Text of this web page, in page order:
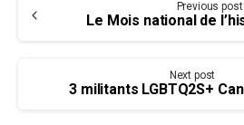
Reading
Previous post
Next post